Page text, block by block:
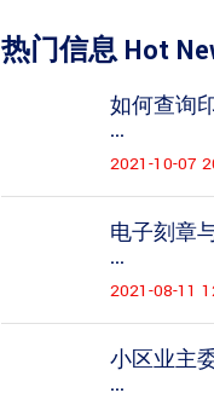
热门信息 Hot
如何查询
...
2021-10-07
电子刻章
...
2021-08-11
小区业主
...